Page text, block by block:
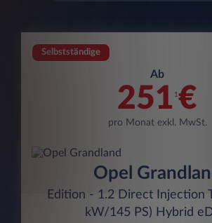
Selbstständige
Ab
251 1 €
pro Monat exkl. MwSt.
Opel
Edition - 1.2 Direct Injection
kW/145 PS) Hybrid